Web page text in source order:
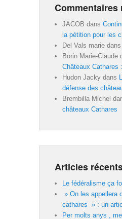
Commentaires
JACOB dans
la pétition pour les
Del Vals marie dans
Borin Marie-Claude
Châteaux Cathares
Hudon Jacky dans
défense des
Brembilla Michel
châteaux Cathares
Articles
Le fédéralisme ça
» On les appellera
cathares » : un
Per molts anys ,